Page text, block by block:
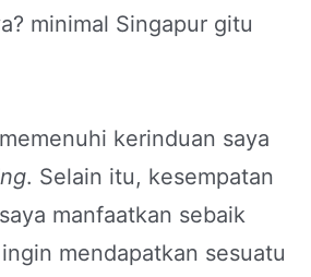
minimal Singapur gitu
kerinduan saya
. Selain itu, kesempatan
manfaatkan sebaik
mendapatkan sesuatu